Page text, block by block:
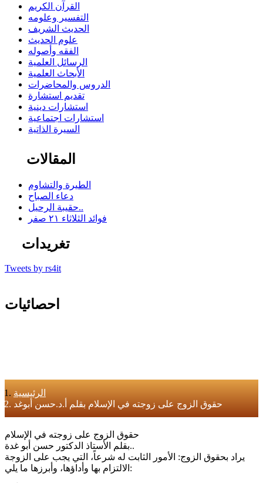
القرآن الكريم
التفسير وعلومه
الحديث الشريف
علوم الحديث
الفقه وأصوله
الرسائل العلمية
الأبحاث العلمية
الدروس والمحاضرات
تقديم استشارة
استشارات دينية
استشارات اجتماعية
السيرة الذاتية
المقالات
الطيرة والتشاوم
دعاء الصباح
حقيبة الرحيل..
فوائد الثلاثاء ٢١ صفر
تغريدات
Tweets by rs4it
احصائيات
الرئيسية
حقوق الزوج على زوجته في الإسلام بقلم أ.د.حسن أبوغد
حقوق الزوج على زوجته في الإسلام
بقلم الأستاذ الدكتور حسن أبو غدة..
يراد بحقوق الزوج: الأمور الثابت له شرعاً، التي يجب على الزوجة
الالتزام بها وأداؤها، وأبرزها ما يلي: